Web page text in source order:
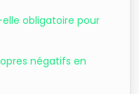
obligatoire pour
négatifs en